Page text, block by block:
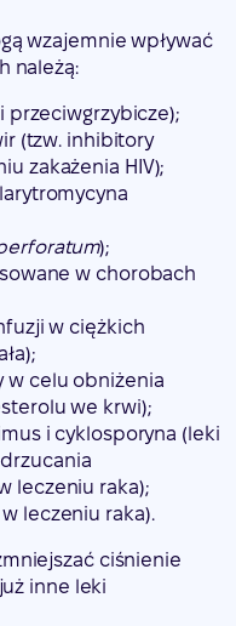
wzajemnie wpływać
należą:
przeciwgrzybicze);
(tzw. inhibitory
zakażenia HIV);
);
w chorobach
w ciężkich
w celu obniżenia
we krwi);
i cyklosporyna (leki
leczeniu raka);
leczeniu raka).
ciśnienie
inne leki